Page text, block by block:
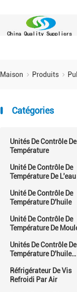
Maison Produits
Catégories
Unités De Contrôle De
Température
Unité De Contrôle De
Température De L'eau
Unité De Contrôle De
Température D'huile
Unité De Contrôle De
Température De
Unités De Contrôle De
Température D'huile
Réfrigérateur De Vis
Refroidi Par Air